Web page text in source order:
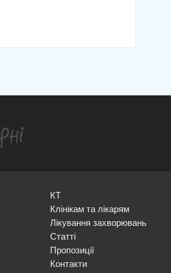
КТ
Клінікам та лікарям
Лікування захворювань
Статті
Пропозиції
Контакти